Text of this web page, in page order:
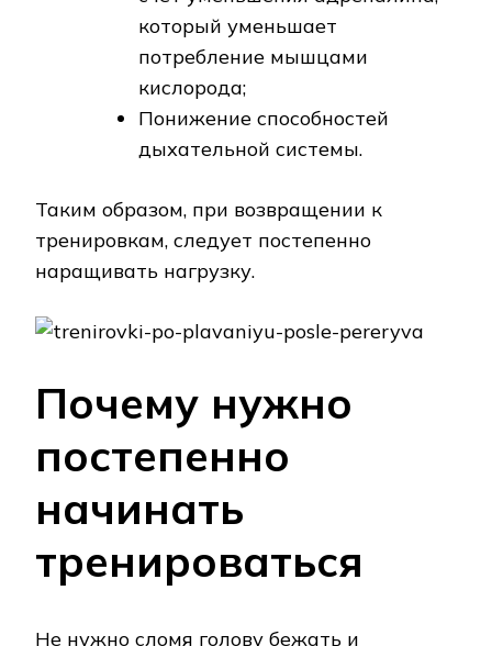
который уменьшает
потребление мышцами
кислорода;
Понижение способностей
дыхательной системы.
Таким образом, при возвращении к
тренировкам, следует постепенно
наращивать нагрузку.
Почему нужно
постепенно
начинать
тренироваться
Не нужно сломя голову бежать и